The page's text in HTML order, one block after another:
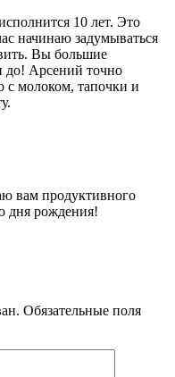
10 лет. Это
начинаю задумываться
Вы большие
до! Арсений точно
с молоком, тапочки и
вам продуктивного
дня рождения!
Обязательные поля